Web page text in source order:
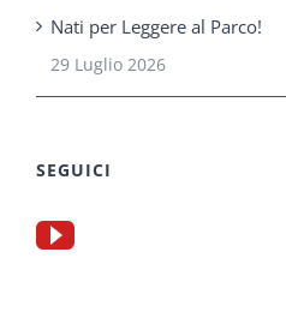
Nati per Leggere al Parco!
29 Luglio 2026
SEGUICI